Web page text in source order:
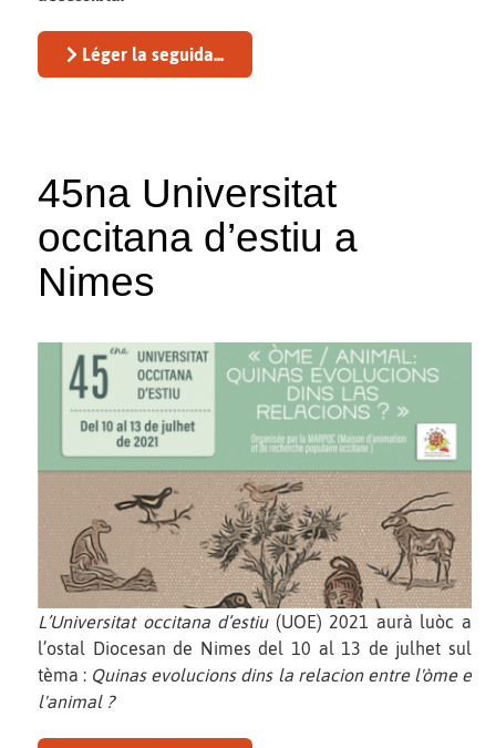
Léger la seguida...
45na Universitat
occitana d’estiu a
Nimes
L’Universitat occitana d’estiu(UOE) 2021 aurà luòc a
l’ostal Diocesan de Nimes del 10 al 13 de julhet sul
tèma : Quinas evolucions dins la relacion entre l'òme e
l'animal ?